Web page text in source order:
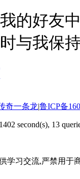
的好友
与我保
奇一条龙|鲁ICP备
second(s), 13
学习交流,严禁用于